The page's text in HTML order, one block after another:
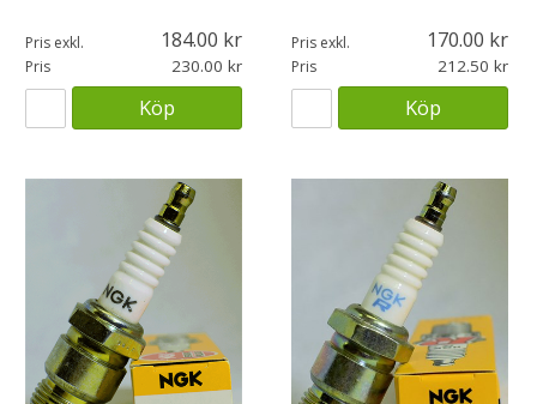
Pris exkl. 184.00
Pris 230.00
Köp
Pris exkl. 170.00
Pris 212.50
Köp